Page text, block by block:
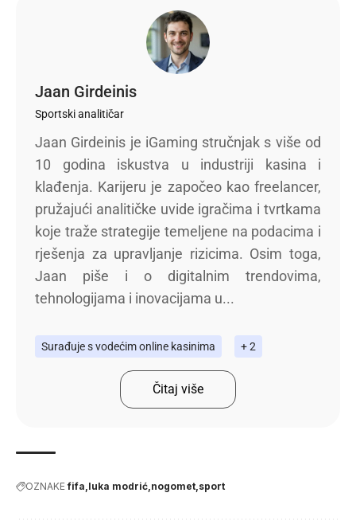
Jaan Girdeinis
Sportski analitičar
Jaan Girdeinis je iGaming stručnjak s više od
10 godina iskustva u industriji kasina i
klađenja. Karijeru je započeo kao freelancer,
pružajući analitičke uvide igračima i tvrtkama
koje traže strategije temeljene na podacima i
rješenja za upravljanje rizicima. Osim toga,
Jaan piše i o digitalnim trendovima,
tehnologijama i inovacijama u...
Surađuje s vodećim online kasinima + 2
Čitaj više
OZNAKE fifa luka modrić nogomet sport